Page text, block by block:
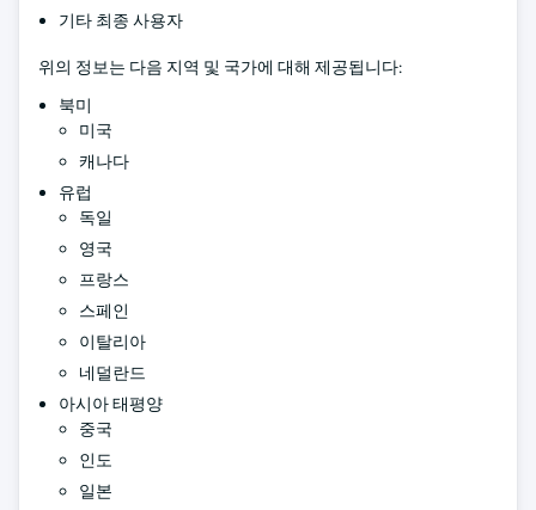
기타 최종 사용자
위의 정보는 다음 지역 및 국가에 대해 제공됩니다:
북미
미국
캐나다
유럽
독일
영국
프랑스
스페인
이탈리아
네덜란드
아시아 태평양
중국
인도
일본